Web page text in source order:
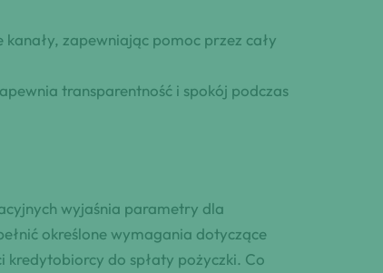
zapewniając pomoc przez cały
transparentność i spokój podczas
wyjaśnia parametry dla
określone wymagania dotyczące
do spłaty pożyczki. Co